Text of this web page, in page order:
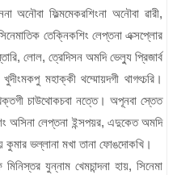
অনৌবা ফিল্মমেকরশিংনা অনৌবা ৱারী,
তেক্নিকশিং লেপ্তনা এক্সপ্লোর
লোল, ত্রেদিসন অমদি ভেল্যু প্রিজার্ব
মহাক্কী থম্মোয়দগী থাগৎচরি।
চাউথোকচবা নত্তে। অপূনবা স্তেত
অসিনা লেপ্তনা ইন্সপয়র, এদুকেত অমদি
ভল্লানা মখা তানা ফোঙদোকখি।
যুন্নাম খেমচান্দনা হায়, সিনেমা